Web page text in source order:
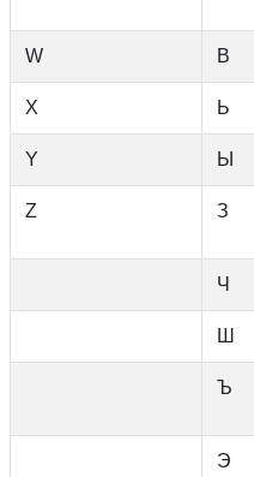
W В
X Ь
Y Ы
Z З
Ч
Ш
Ъ
Э